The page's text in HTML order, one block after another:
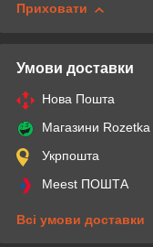
Приховати
Умови доставки
Нова Пошта
Магазини Rozetka
Укрпошта
Meest ПОШТА
Всі умови доставки